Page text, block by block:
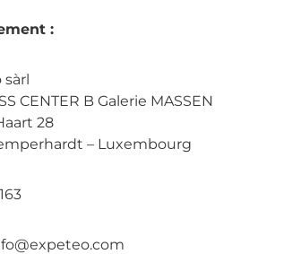
:
sàrl
CENTER B Galerie MASSEN
28
– Luxembourg